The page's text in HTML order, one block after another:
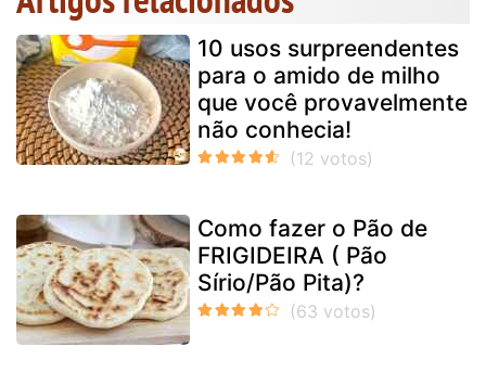
10 usos surpreendentes
para o amido de milho
que você provavelmente
não conhecia!
Como fazer o Pão de
FRIGIDEIRA ( Pão
Sírio/Pão Pita)?